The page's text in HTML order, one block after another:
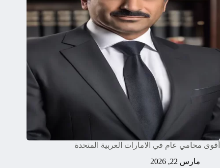
أقوى محامي عام في الامارات العربية المتحدة
مارس 22, 2026